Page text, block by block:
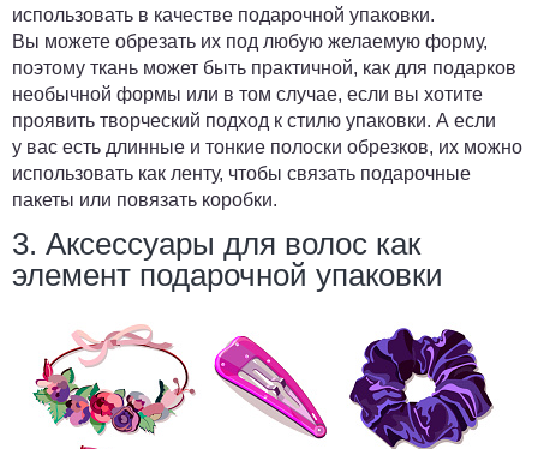
использовать в качестве подарочной упаковки.
Вы можете обрезать их под любую желаемую форму,
поэтому ткань может быть практичной, как для подарков
необычной формы или в том случае, если вы хотите
проявить творческий подход к стилю упаковки. А если
у вас есть длинные и тонкие полоски обрезков, их можно
использовать как ленту, чтобы связать подарочные
пакеты или повязать коробки.
3. Аксессуары для волос как
элемент подарочной упаковки